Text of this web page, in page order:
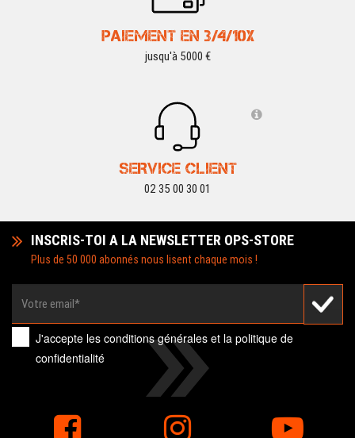
PAIEMENT EN 3/4/10X
jusqu'à 5000 €
SERVICE CLIENT
02 35 00 30 01
INSCRIS-TOI A LA NEWSLETTER OPS-STORE
Plus de 50 000 abonnés nous lisent chaque mois !
J'accepte lesconditions générales et lapolitique de
confidentialité